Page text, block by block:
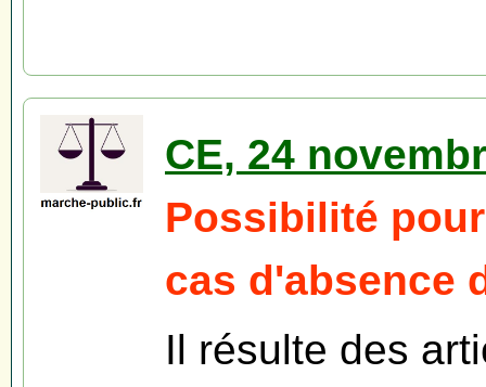
CE, 24
Possibilité
cas d'absence
Il résulte des